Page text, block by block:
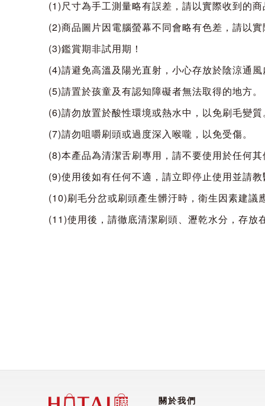
(1)尺寸為手工測量略有誤差，請以實際收到的
(2)商品圖片因電腦螢幕不同會略有色差，請以
(3)鑑賞期非試用期！
(4)請避免高溫及陽光直射，小心存放於陰涼通
(5)請置於孩童及有認知障礙者無法取得的地方。
(6)請勿放置於酸性環境或熱水中，以免刷毛變
(7)請勿咀嚼刷頭或過度深入喉嚨，以免受傷。
(8)本產品為清潔舌刷專用，請不要使用於任何
(9)使用後如有任何不適，請立即停止使用並請
(10)刷毛分岔或刷頭產生髒汙時，衛生因素建議
(11)使用後，請徹底清潔刷頭、瀝乾水分，存放
關於我們